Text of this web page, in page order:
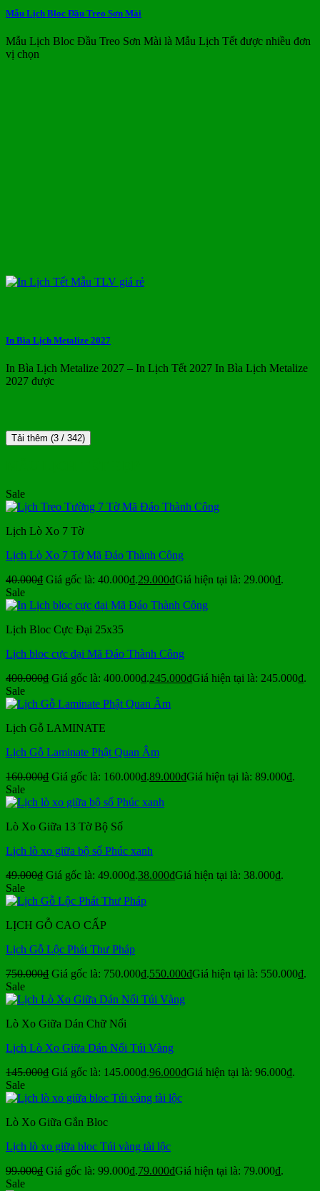
Mẫu Lịch Bloc Đầu Treo Sơn Mài
Mẫu Lịch Bloc Đầu Treo Sơn Mài là Mẫu Lịch Tết được nhiều đơn
vị chọn
In Bìa Lịch Metalize 2027
In Bìa Lịch Metalize 2027 – In Lịch Tết 2027 In Bìa Lịch Metalize
2027 được
Tải thêm (3 / 342)
Sale
Lịch Lò Xo 7 Tờ
Lịch Lò Xo 7 Tờ Mã Đáo Thành Công
40.000₫ Giá gốc là: 40.000₫.29.000₫Giá hiện tại là: 29.000₫.
Sale
Lịch Bloc Cực Đại 25x35
Lịch bloc cực đại Mã Đáo Thành Công
400.000₫ Giá gốc là: 400.000₫.245.000₫Giá hiện tại là: 245.000₫.
Sale
Lịch Gỗ LAMINATE
Lịch Gỗ Laminate Phật Quan Âm
160.000₫ Giá gốc là: 160.000₫.89.000₫Giá hiện tại là: 89.000₫.
Sale
Lò Xo Giữa 13 Tờ Bộ Số
Lịch lò xo giữa bộ số Phúc xanh
49.000₫ Giá gốc là: 49.000₫.38.000₫Giá hiện tại là: 38.000₫.
Sale
LỊCH GỖ CAO CẤP
Lịch Gỗ Lộc Phát Thư Pháp
750.000₫ Giá gốc là: 750.000₫.550.000₫Giá hiện tại là: 550.000₫.
Sale
Lò Xo Giữa Dán Chữ Nổi
Lịch Lò Xo Giữa Dán Nổi Túi Vàng
145.000₫ Giá gốc là: 145.000₫.96.000₫Giá hiện tại là: 96.000₫.
Sale
Lò Xo Giữa Gắn Bloc
Lịch lò xo giữa bloc Túi vàng tài lộc
99.000₫ Giá gốc là: 99.000₫.79.000₫Giá hiện tại là: 79.000₫.
Sale